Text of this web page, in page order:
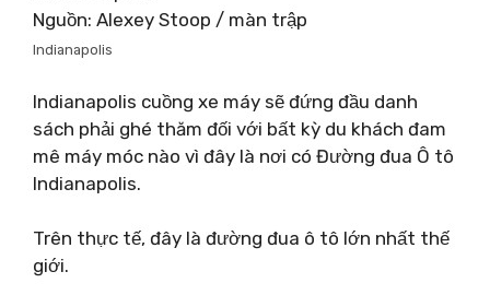
Nguồn: Alexey Stoop / màn trập
Indianapolis
Indianapolis cuồng xe máy sẽ đứng đầu danh
sách phải ghé thăm đối với bất kỳ du khách đam
mê máy móc nào vì đây là nơi có Đường đua Ô tô
Indianapolis.
Trên thực tế, đây là đường đua ô tô lớn nhất thế
giới.